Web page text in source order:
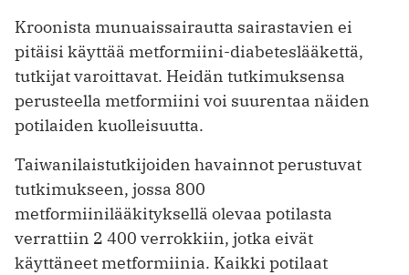
Kroonista munuaissairautta sairastavien ei
pitäisi käyttää metformiini-diabeteslääkettä,
tutkijat varoittavat. Heidän tutkimuksensa
perusteella metformiini voi suurentaa näiden
potilaiden kuolleisuutta.
Taiwanilaistutkijoiden havainnot perustuvat
tutkimukseen, jossa 800
metformiinilääkityksellä olevaa potilasta
verrattiin 2 400 verrokkiin, jotka eivät
käyttäneet metformiinia. Kaikki potilaat